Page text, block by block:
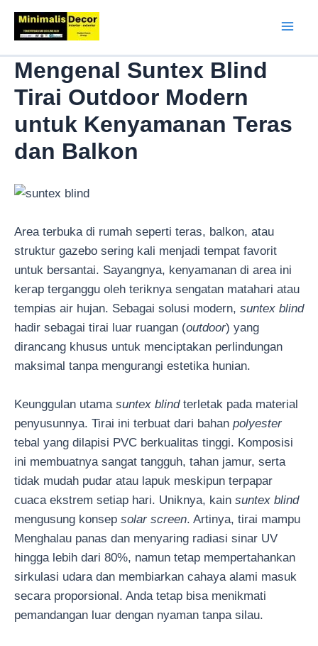
Lewati
Mengenal Suntex Blind
Tirai Outdoor Modern
untuk Kenyamanan Teras
dan Balkon
Area terbuka di rumah seperti teras, balkon, atau
struktur gazebo sering kali menjadi tempat favorit
untuk bersantai. Sayangnya, kenyamanan di area ini
kerap terganggu oleh teriknya sengatan matahari atau
tempias air hujan. Sebagai solusi modern, suntex blind
hadir sebagai tirai luar ruangan (outdoor) yang
dirancang khusus untuk menciptakan perlindungan
maksimal tanpa mengurangi estetika hunian.
Keunggulan utama suntex blindterletak pada material
penyusunnya. Tirai ini terbuat dari bahan polyester
tebal yang dilapisi PVC berkualitas tinggi. Komposisi
ini membuatnya sangat tangguh, tahan jamur, serta
tidak mudah pudar atau lapuk meskipun terpapar
cuaca ekstrem setiap hari. Uniknya, kain suntex blind
mengusung konsep solar screen. Artinya, tirai mampu
Menghalau panas dan menyaring radiasi sinar UV
hingga lebih dari 80%, namun tetap mempertahankan
sirkulasi udara dan membiarkan cahaya alami masuk
secara proporsional. Anda tetap bisa menikmati
pemandangan luar dengan nyaman tanpa silau.